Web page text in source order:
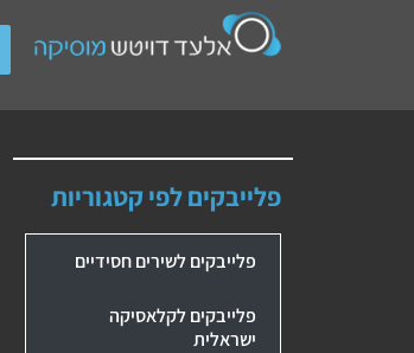
פלייבקים לפי קטגוריות
פלייבקים לשירים חסידיים
פלייבקים לקלאסיקה
ישראלית